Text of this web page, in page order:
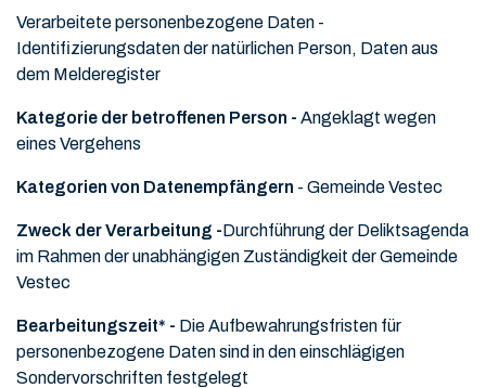
Verarbeitete personenbezogene Daten -
Identifizierungsdaten der natürlichen Person, Daten aus
dem Melderegister
Kategorie der betroffenen Person - Angeklagt wegen
eines Vergehens
Kategorien von Datenempfängern - Gemeinde Vestec
Zweck der Verarbeitung -Durchführung der Deliktsagenda
im Rahmen der unabhängigen Zuständigkeit der Gemeinde
Vestec
Bearbeitungszeit* - Die Aufbewahrungsfristen für
personenbezogene Daten sind in den einschlägigen
Sondervorschriften festgelegt